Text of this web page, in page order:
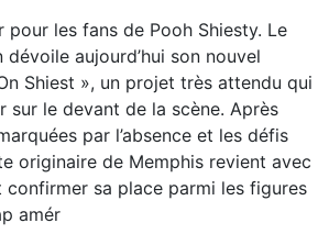
pour les fans de Pooh Shiesty. Le
aujourd’hui son nouvel
Shiest », un projet très attendu qui
sur le devant de la scène. Après
par l’absence et les défis
originaire de Memphis revient avec
confirmer sa place parmi les figures
amér